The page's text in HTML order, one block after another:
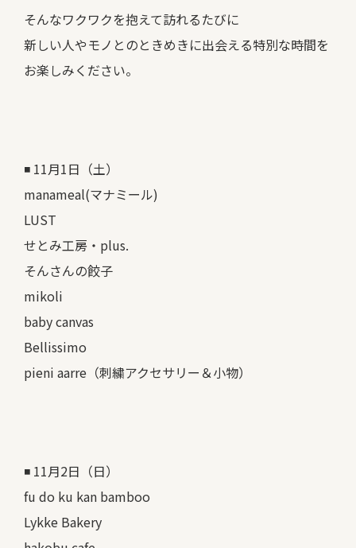
そんなワクワクを抱えて訪れるたびに
新しい人やモノとのときめきに出会える特別な時間を
お楽しみください。
◾️ 11月1日（土）
manameal(マナミール)
LUST
せとみ工房・plus.
そんさんの餃子
mikoli
baby canvas
Bellissimo
pieni aarre（刺繍アクセサリー＆小物）
◾️ 11月2日（日）
fu do ku kan bamboo
Lykke Bakery